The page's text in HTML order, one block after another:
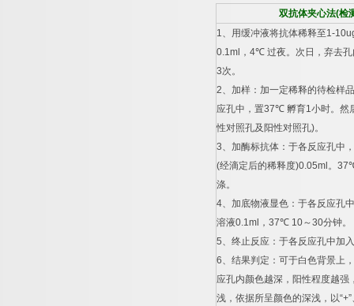
双抗体夹心法(检
1、用缓冲液将抗体稀释至1-
0.1ml ， 4℃ 过夜。次日，弃去
3次。
2、加样：加一定稀释的待检样品
应孔中，置37℃ 孵育1小时。然
性对照孔及阳性对照孔)。
3、加酶标抗体：于各反应孔中
(经滴定后的稀释度)0.05ml 。 37
涤。
4、加底物液显色：于各反应孔
溶液0.1ml ， 37℃ 10～30分钟。
5、终止反应：于各反应孔中加入
6、结果判定：可于白色背景上
应孔内颜色越深，阳性程度越强
浅，依据所呈颜色的深浅，以“+”